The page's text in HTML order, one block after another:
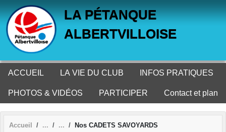
LA PÉTANQUE
ALBERTVILLOISE
ACCUEIL LA VIE DU CLUB INFOS PRATIQUES
PHOTOS & VIDÉOS PARTICIPER Contact et plan
Accueil Nos CADETS SAVOYARDS
Panneau de gestion des cookies